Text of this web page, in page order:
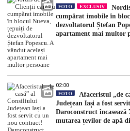
FOTO EXCLUSIV
cumpărat imobile în
dezvoltatorul Ștefan
apartament mai multor
02:00
FOTO
Afaceristul „de
Județean Iași a fost
Daroconstruct
mutarea țevilor de apă